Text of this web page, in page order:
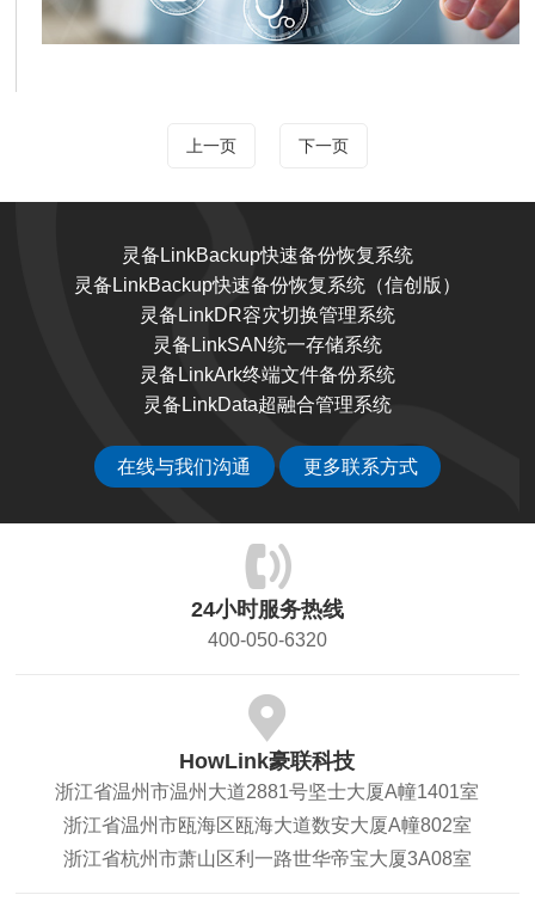
上一页 下一页
灵备LinkBackup快速备份恢复系统
灵备LinkBackup快速备份恢复系统（信创版）
灵备LinkDR容灾切换管理系统
灵备LinkSAN统一存储系统
灵备LinkArk终端文件备份系统
灵备LinkData超融合管理系统
在线与我们沟通 更多联系方式
24小时服务热线
400-050-6320
HowLink豪联科技
浙江省温州市温州大道2881号坚士大厦A幢1401室
浙江省温州市瓯海区瓯海大道数安大厦A幢802室
浙江省杭州市萧山区利一路世华帝宝大厦3A08室